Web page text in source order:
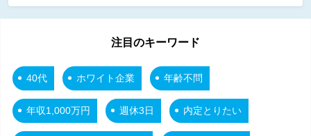
注目のキーワード
40代 ホワイト企業 年齢不問
年収1,000万円 週休3日 内定とりたい